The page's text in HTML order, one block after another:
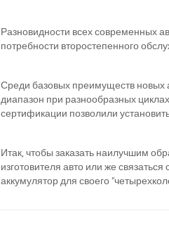
Разновидности всех современных
потребности второстепенного
Среди базовых преимуществ новых
диапазон при разнообразных
сертификации позволили
Итак, чтобы заказать наилучшим
изготовителя авто или же
аккумулятор для своего